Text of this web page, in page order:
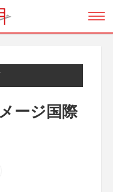
ージ国際